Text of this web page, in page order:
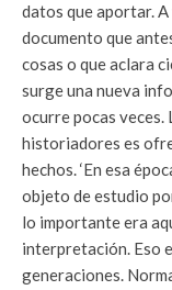
datos que aportar.
documento que
cosas o que aclara
surge una nueva
ocurre pocas veces.
historiadores es
hechos. ‘En esa
objeto de estudio
lo importante era
interpretación. Eso
generaciones.